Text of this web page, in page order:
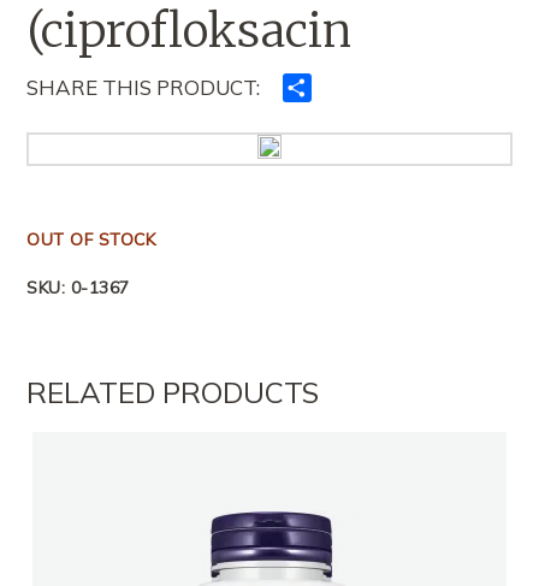
(ciprofloksacin
SHARE THIS PRODUCT:
tjerët
OUT OF STOCK
SKU: 0-1367
RELATED PRODUCTS